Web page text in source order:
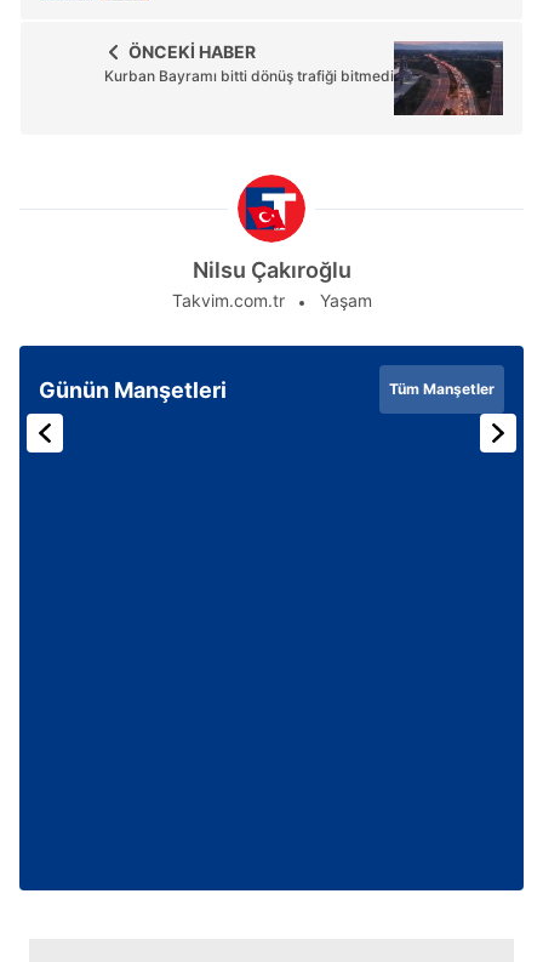
ÖNCEKİ HABER
Kurban Bayramı bitti dönüş trafiği bitmedi
Nilsu Çakıroğlu
Takvim.com.tr Yaşam
Günün Manşetleri Tüm Manşetler